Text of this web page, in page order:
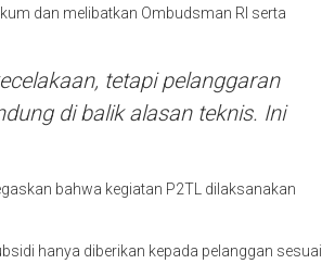
dan melibatkan Ombudsman RI serta
tetapi pelanggaran
di balik alasan teknis. Ini
bahwa kegiatan P2TL dilaksanakan
hanya diberikan kepada pelanggan sesuai